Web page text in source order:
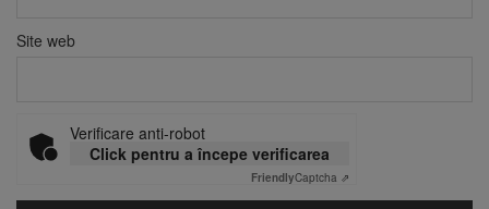
Site web
Verificare anti-robot
Click pentru a începe verificarea
FriendlyCaptcha ⇗